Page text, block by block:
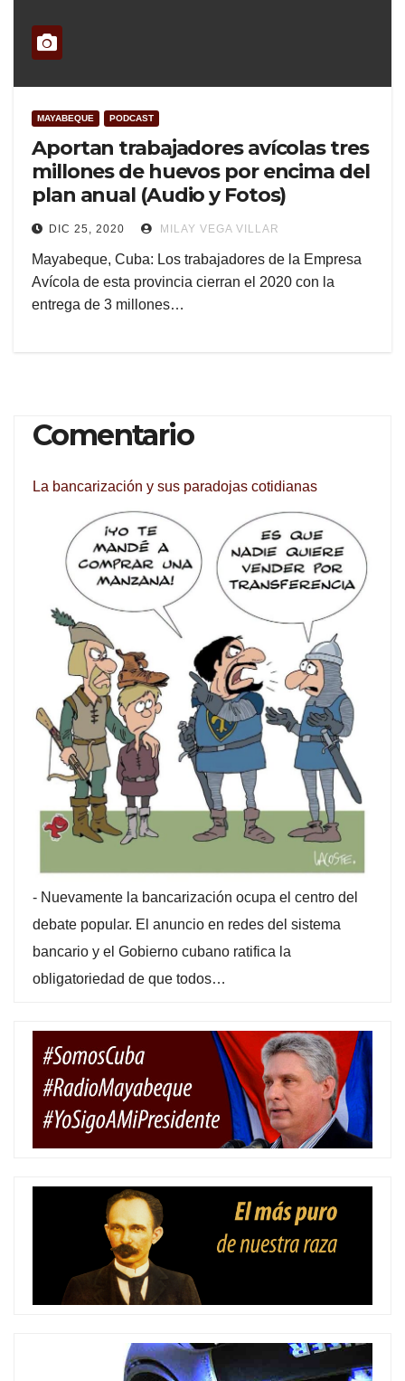
MAYABEQUE PODCAST
Aportan trabajadores avícolas tres
millones de huevos por encima del
plan anual (Audio y Fotos)
DIC 25, 2020 MILAY VEGA VILLAR
Mayabeque, Cuba: Los trabajadores de la Empresa
Avícola de esta provincia cierran el 2020 con la
entrega de 3 millones…
Comentario
La bancarización y sus paradojas cotidianas
- Nuevamente la bancarización ocupa el centro del
debate popular. El anuncio en redes del sistema
bancario y el Gobierno cubano ratifica la
obligatoriedad de que todos…